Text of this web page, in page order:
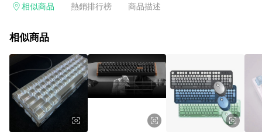
回饋訂單不得享有 Pinkoi 站方優惠，例如首購優惠，P coins，
行為，不具贈點資格，部分退款不在此限。 6. APP 請更新至
貨後 45 天後發送。 8. 群眾募資商品，禮物卡，開館保證金，補
運費，攤位費等不具贈點資格。 9. LINE 購物站上之商品規格、
顏色、價位、贈品如與 Pinkoi 商品資訊頁及購物車不符，以
Pinkoi 購物商品資訊頁及購物車標示為準。 10. 點數紅包使用規
則請以點數紅包活動說明為準。 11. 若於 LINE 購物前往 Pinkoi
頁面後才首次下載 Pinkoi APP 並完成訂單，不符合導購資格；承
上，首次下載 Pinkoi APP 後，需透過 LINE 購物前往 Pinkoi 頁
相似商品 熱銷排行榜 商品描述
相似商品